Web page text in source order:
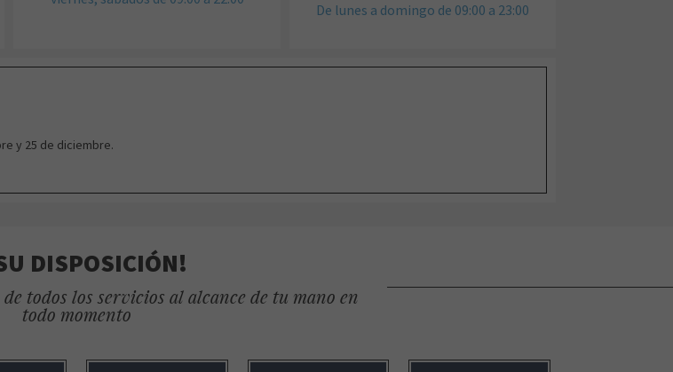
De lunes a domingo de 09:00 a 23:00
y 25 de diciembre.
DISPOSICIÓN!
todos los servicios al alcance de tu mano en
todo momento